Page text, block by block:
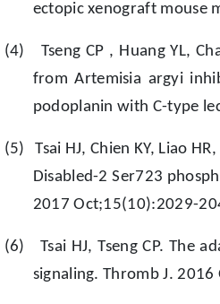
ectopic xenograft mouse
(4)
Tseng CP , Huang YL,
from Artemisia argyi
podoplanin with C-type
(5)
Tsai HJ, Chien KY, Liao
Disabled-2 Ser723
2017 Oct;15(10):2029-
(6)
Tsai HJ, Tseng CP. The
signaling. Thromb J.